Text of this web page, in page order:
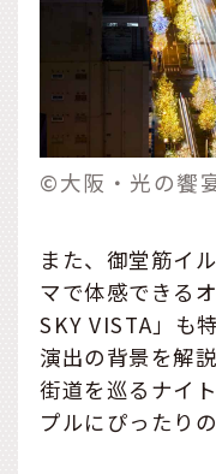
©大阪・光の饗
また、御堂筋イ
マで体感できる
SKY VISTA」も
演出の背景を解
街道を巡るナイ
プルにぴったり